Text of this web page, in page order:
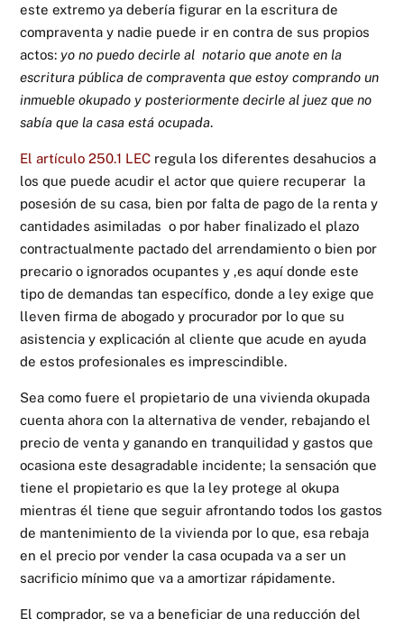
este extremo ya debería figurar en la escritura de
compraventa y nadie puede ir en contra de sus propios
actos: yo no puedo decirle al notario que anote en la
escritura pública de compraventa que estoy comprando un
inmueble okupado y posteriormente decirle al juez que no
sabía que la casa está ocupada.
El artículo 250.1 LEC regula los diferentes desahucios a
los que puede acudir el actor que quiere recuperar la
posesión de su casa, bien por falta de pago de la renta y
cantidades asimiladas o por haber finalizado el plazo
contractualmente pactado del arrendamiento o bien por
precario o ignorados ocupantes y ,es aquí donde este
tipo de demandas tan específico, donde a ley exige que
lleven firma de abogado y procurador por lo que su
asistencia y explicación al cliente que acude en ayuda
de estos profesionales es imprescindible.
Sea como fuere el propietario de una vivienda okupada
cuenta ahora con la alternativa de vender, rebajando el
precio de venta y ganando en tranquilidad y gastos que
ocasiona este desagradable incidente; la sensación que
tiene el propietario es que la ley protege al okupa
mientras él tiene que seguir afrontando todos los gastos
de mantenimiento de la vivienda por lo que, esa rebaja
en el precio por vender la casa ocupada va a ser un
sacrificio mínimo que va a amortizar rápidamente.
El comprador, se va a beneficiar de una reducción del